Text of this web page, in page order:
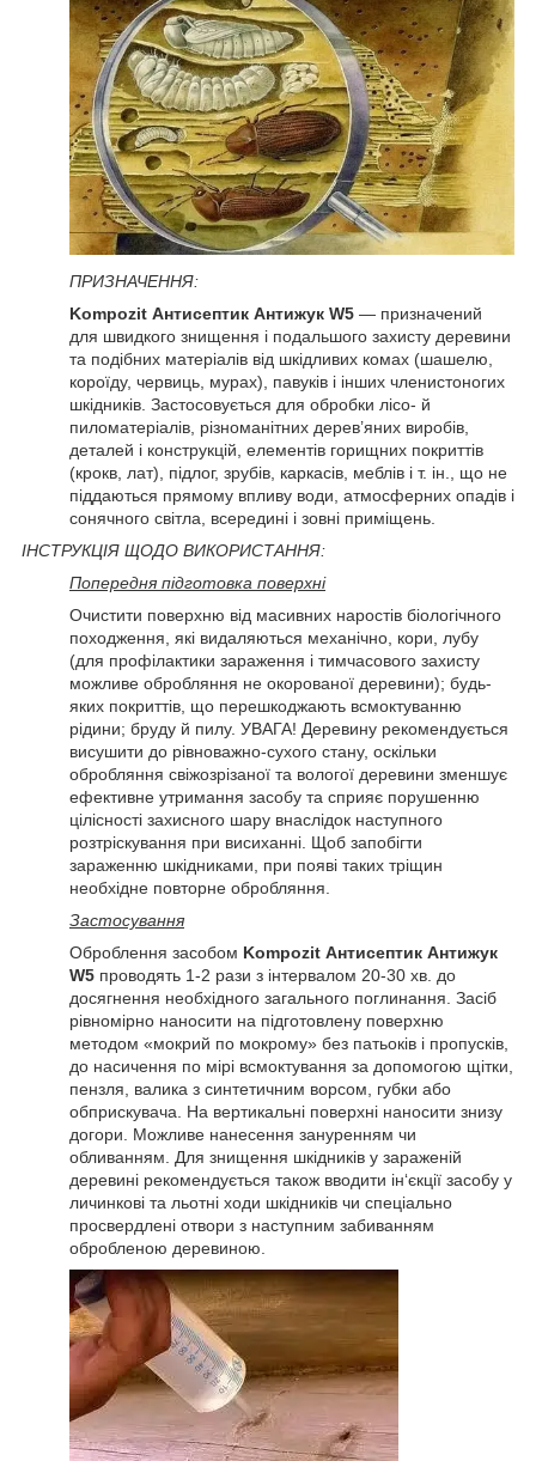
ПРИЗНАЧЕННЯ:
Kompozit Антисептик Антижук W5 — призначений
для швидкого знищення і подальшого захисту деревини
та подібних матеріалів від шкідливих комах (шашелю,
короїду, червиць, мурах), павуків і інших членистоногих
шкідників. Застосовується для обробки лісо- й
пиломатеріалів, різноманітних дерев’яних виробів,
деталей і конструкцій, елементів горищних покриттів
(крокв, лат), підлог, зрубів, каркасів, меблів і т. ін., що не
піддаються прямому впливу води, атмосферних опадів і
сонячного світла, всередині і зовні приміщень.
ІНСТРУКЦІЯ ЩОДО ВИКОРИСТАННЯ:
Попередня підготовка поверхні
Очистити поверхню від масивних наростів біологічного
походження, які видаляються механічно, кори, лубу
(для профілактики зараження і тимчасового захисту
можливе обробляння не окорованої деревини); будь-
яких покриттів, що перешкоджають всмоктуванню
рідини; бруду й пилу. УВАГА! Деревину рекомендується
висушити до рівноважно-сухого стану, оскільки
обробляння свіжозрізаної та вологої деревини зменшує
ефективне утримання засобу та сприяє порушенню
цілісності захисного шару внаслідок наступного
розтріскування при висиханні. Щоб запобігти
зараженню шкідниками, при появі таких тріщин
необхідне повторне обробляння.
Застосування
Оброблення засобом Kompozit Антисептик Антижук
W5 проводять 1-2 рази з інтервалом 20-30 хв. до
досягнення необхідного загального поглинання. Засіб
рівномірно наносити на підготовлену поверхню
методом «мокрий по мокрому» без патьоків і пропусків,
до насичення по мірі всмоктування за допомогою щітки,
пензля, валика з синтетичним ворсом, губки або
обприскувача. На вертикальні поверхні наносити знизу
догори. Можливе нанесення зануренням чи
обливанням. Для знищення шкідників у зараженій
деревині рекомендується також вводити ін‘єкції засобу у
личинкові та льотні ходи шкідників чи спеціально
просвердлені отвори з наступним забиванням
обробленою деревиною.